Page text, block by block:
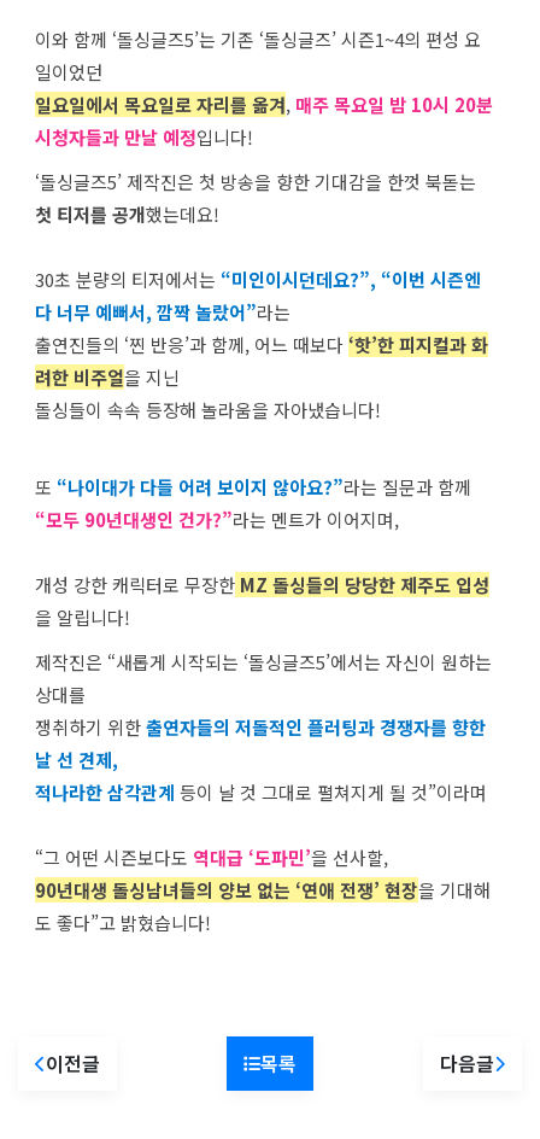
이와 함께 ‘돌싱글즈5’는 기존 ‘돌싱글즈’ 시즌1~4의 편성 요
일이었던
일요일에서 목요일로 자리를 옮겨, 매주 목요일 밤 10시 20분
시청자들과 만날 예정입니다!
‘돌싱글즈5’ 제작진은 첫 방송을 향한 기대감을 한껏 북돋는
첫 티저를 공개했는데요!
30초 분량의 티저에서는 “미인이시던데요?”, “이번 시즌엔
다 너무 예뻐서, 깜짝 놀랐어”라는
출연진들의 ‘찐 반응’과 함께, 어느 때보다 ‘핫’한 피지컬과 화
려한 비주얼을 지닌
돌싱들이 속속 등장해 놀라움을 자아냈습니다!
또 “나이대가 다들 어려 보이지 않아요?”라는 질문과 함께
“모두 90년대생인 건가?”라는 멘트가 이어지며,
개성 강한 캐릭터로 무장한 MZ 돌싱들의 당당한 제주도 입성
을 알립니다!
제작진은 “새롭게 시작되는 ‘돌싱글즈5’에서는 자신이 원하는
상대를
쟁취하기 위한출연자들의 저돌적인 플러팅과 경쟁자를 향한
날 선 견제,
적나라한 삼각관계 등이 날 것 그대로 펼쳐지게 될 것”이라며
“그 어떤 시즌보다도 역대급 ‘도파민’을 선사할,
90년대생 돌싱남녀들의 양보 없는 ‘연애 전쟁’ 현장을 기대해
도 좋다”고 밝혔습니다!
이전글 목록 다음글